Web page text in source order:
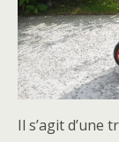
Il s’agit